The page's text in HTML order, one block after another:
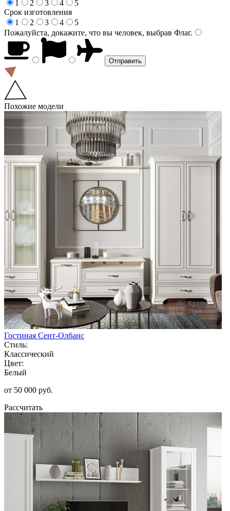
1
2 3 4
5
Срок изготовления
1
2 3 4
5
Пожалуйста, докажите, что вы человек, выбрав Флаг.
Похожие модели
Гостиная Сент-Олбанс
Стиль:
Классический
Цвет:
Белый
от 50 000 руб.
Рассчитать